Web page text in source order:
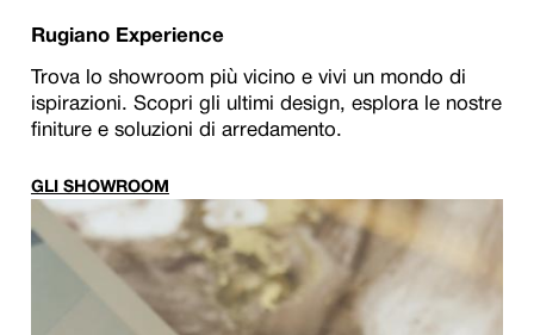
Rugiano Experience
Trova lo showroom più vicino e vivi un mondo di
ispirazioni. Scopri gli ultimi design, esplora le nostre
finiture e soluzioni di arredamento.
GLI SHOWROOM